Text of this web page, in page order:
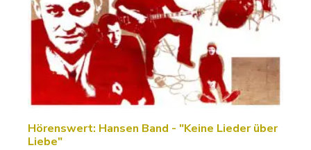
Hörenswert: Hansen Band - "Keine Lieder über
Liebe"